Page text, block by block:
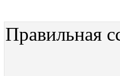
Правильная